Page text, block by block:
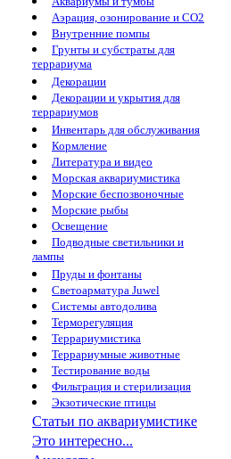
Аэрация, озонирование и CO2
Внутренние помпы
Грунты и субстраты для
террариума
Декорации
Декорации и укрытия для
террариумов
Инвентарь для обслуживания
Кормление
Литература и видео
Морская аквариумистика
Морские беспозвоночные
Морские рыбы
Освещение
Подводные светильники и
лампы
Пруды и фонтаны
Светоарматура Juwel
Системы автодолива
Терморегуляция
Террариумистика
Террариумные животные
Тестирование воды
Фильтрация и стерилизация
Экзотические птицы
Статьи по аквариумистике
Это интересно...